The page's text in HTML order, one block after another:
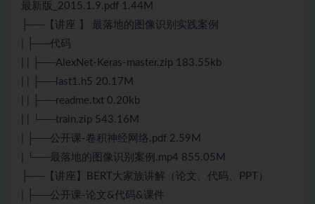
最新版_2015.1.9.pdf 1.44M
├──【讲座 】 最落地的图像识别实践案例
| ├──代码
| | ├──AlexNet-Keras-master.zip 183.55kb
| | ├──last1.h5 20.17M
| | ├──readme.txt 0.20kb
| | └──train.zip 543.16M
| ├──公开课-卷积神经网络.pdf 2.59M
| └──最落地的图像识别案例.mp4 855.05M
├──【讲座】BERT大家族讲解（论文、代码、PPT）
| ├──公开课-论文&代码&课件